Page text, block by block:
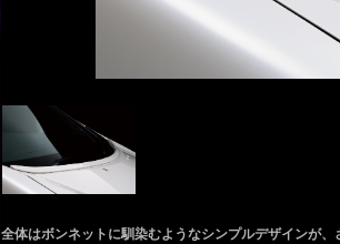
全体はボンネットに馴染むようなシンプルデザインが、